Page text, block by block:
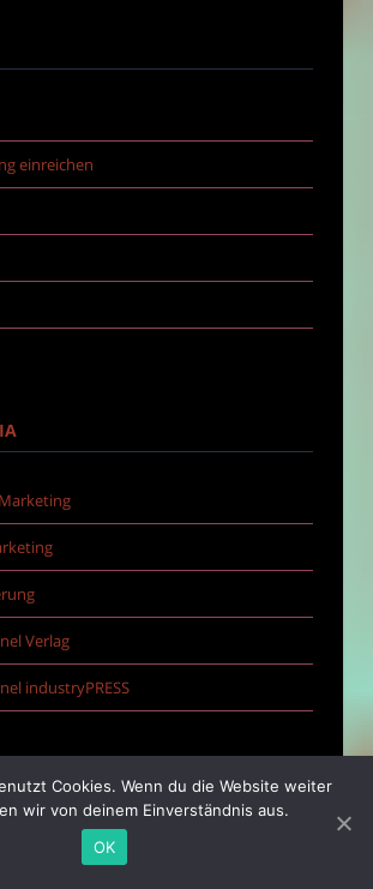
einreichen
Verlag
industryPRESS
Cookies. Wenn du die Website weiter
wir von deinem Einverständnis aus.
OK